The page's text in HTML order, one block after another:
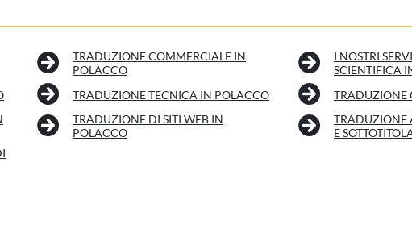
TRADUZIONE COMMERCIALE IN
POLACCO
I NOSTRI
SCIENTIFICA
TRADUZIONE TECNICA IN POLACCO
TRADUZIONE
TRADUZIONE DI SITI WEB IN
POLACCO
TRADUZIONE
E